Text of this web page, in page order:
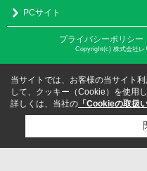
PCサイト
プライバシーポリシー
Copyright(c) 株式会社レ
当サイトでは、お客様の当サイト
して、クッキー（Cookie）を使用し
詳しくは、当社の 「Cookieの取扱